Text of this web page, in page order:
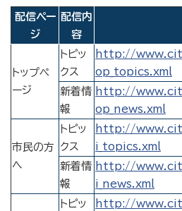
配信ペー
ジ
配信内
容
トップペ
ージ
トピッ
クス
http://
op_topics.xml
新着情
報
http://
op_news.xml
市民の方
へ
トピッ
クス
http://
i_topics.xml
新着情
報
http://
i_news.xml
トピッ
http://